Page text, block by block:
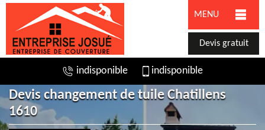
MENU
Devis gratuit
indisponible indisponible
Devis changement de tuile Chatillens
1610